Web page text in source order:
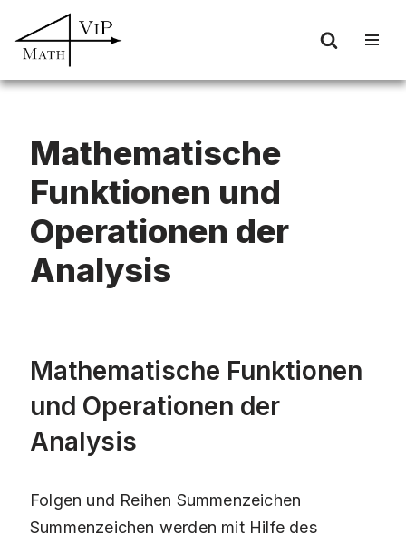
Zum
Inhalt
Mathematische
Funktionen und
Operationen der
Analysis
Mathematische Funktionen
und Operationen der
Analysis
Folgen und Reihen Summenzeichen
Summenzeichen werden mit Hilfe des